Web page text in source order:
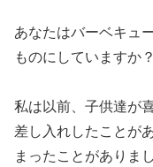
あなたはバーベキュ
ものにしていますか？
私は以前、子供達が
差し入れしたことが
まったことがありまし